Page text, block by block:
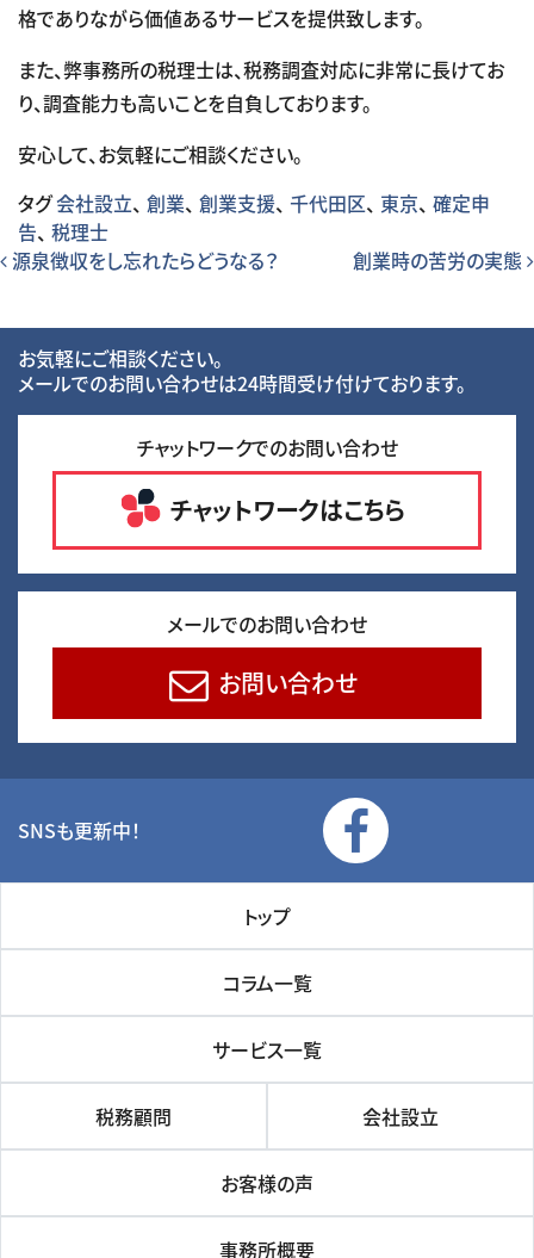
格でありながら価値あるサービスを提供致します。
また、弊事務所の税理士は、税務調査対応に非常に長けてお
り、調査能力も高いことを自負しております。
安心して、お気軽にご相談ください。
タグ会社設立、 創業、 創業支援、 千代田区、 東京、 確定申
告、 税理士
投稿ナビゲーション
源泉徴収をし忘れたらどうなる？ 創業時の苦労の実態
お気軽にご相談ください。
メールでのお問い合わせは24時間受け付けております。
チャットワークでのお問い合わせ
チャットワークはこちら
メールでのお問い合わせ
お問い合わせ
SNSも更新中！
トップ
コラム一覧
サービス一覧
税務顧問 会社設立
お客様の声
事務所概要